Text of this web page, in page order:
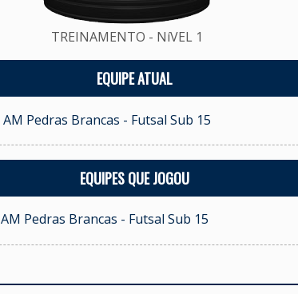
TREINAMENTO - NíVEL 1
EQUIPE ATUAL
AM Pedras Brancas - Futsal Sub 15
EQUIPES QUE JOGOU
AM Pedras Brancas - Futsal Sub 15